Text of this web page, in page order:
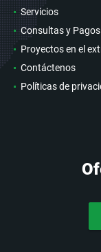
Servicios
Consultas y Pagos
Proyectos en el
Contáctenos
Políticas de